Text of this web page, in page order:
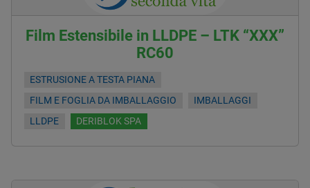
Film Estensibile in LLDPE – LTK “XXX”
RC60
ESTRUSIONE A TESTA PIANA
FILM E FOGLIA DA IMBALLAGGIO
IMBALLAGGI
LLDPE
DERIBLOK SPA